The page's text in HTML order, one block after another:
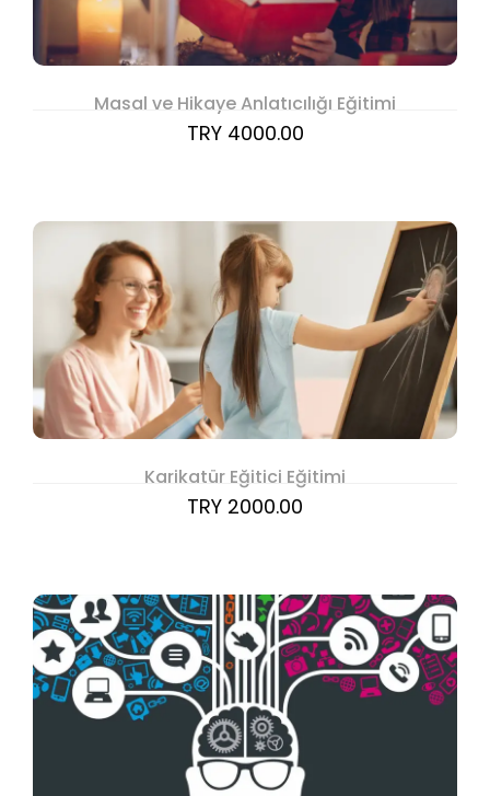
Masal ve Hikaye Anlatıcılığı Eğitimi
TRY 4000.00
Karikatür Eğitici Eğitimi
TRY 2000.00